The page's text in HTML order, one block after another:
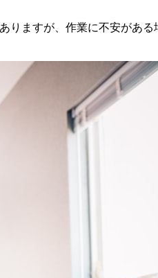
ますが、作業に不安があ